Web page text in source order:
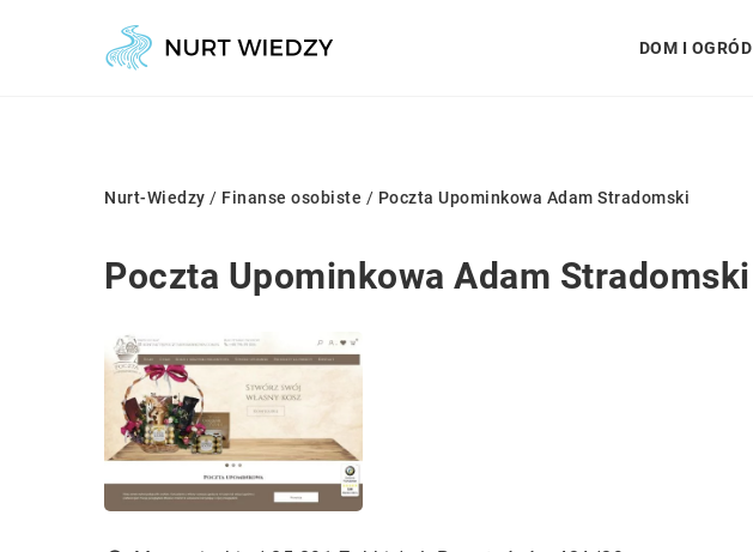
DOM I OGRÓD
Nurt-Wiedzy / Finanse osobiste / Poczta Upominkowa Adam Stradomski
Poczta Upominkowa Adam Stradomski